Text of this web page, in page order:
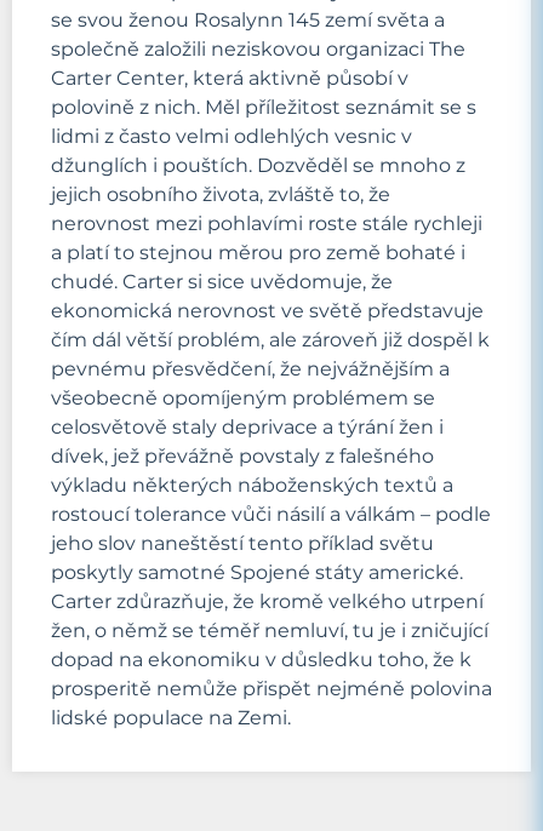
se svou ženou Rosalynn 145 zemí světa a
společně založili neziskovou organizaci The
Carter Center, která aktivně působí v
polovině z nich. Měl příležitost seznámit se s
lidmi z často velmi odlehlých vesnic v
džunglích i pouštích. Dozvěděl se mnoho z
jejich osobního života, zvláště to, že
nerovnost mezi pohlavími roste stále rychleji
a platí to stejnou měrou pro země bohaté i
chudé. Carter si sice uvědomuje, že
ekonomická nerovnost ve světě představuje
čím dál větší problém, ale zároveň již dospěl k
pevnému přesvědčení, že nejvážnějším a
všeobecně opomíjeným problémem se
celosvětově staly deprivace a týrání žen i
dívek, jež převážně povstaly z falešného
výkladu některých náboženských textů a
rostoucí tolerance vůči násilí a válkám – podle
jeho slov naneštěstí tento příklad světu
poskytly samotné Spojené státy americké.
Carter zdůrazňuje, že kromě velkého utrpení
žen, o němž se téměř nemluví, tu je i zničující
dopad na ekonomiku v důsledku toho, že k
prosperitě nemůže přispět nejméně polovina
lidské populace na Zemi.